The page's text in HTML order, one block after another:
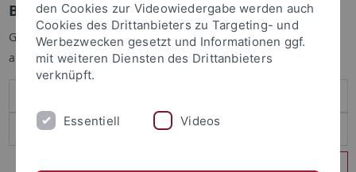
Benutzeranmeldung
Geben Sie Ihren Benutzernamen und Ihr Passwort an um sich
anzumelden:
den Cookies zur Videowiedergabe werden auch
Cookies des Drittanbieters zu Targeting- und
Werbezwecken gesetzt und Informationen ggf.
mit weiteren Diensten des Drittanbieters
verknüpft.
Essentiell Videos